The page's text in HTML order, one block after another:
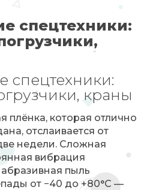
спецтехники:
спецтехники:
краны
плёнка, которая отлично
отслаивается от
недели. Сложная
вибрация
пыль
от −40 до +80°C —